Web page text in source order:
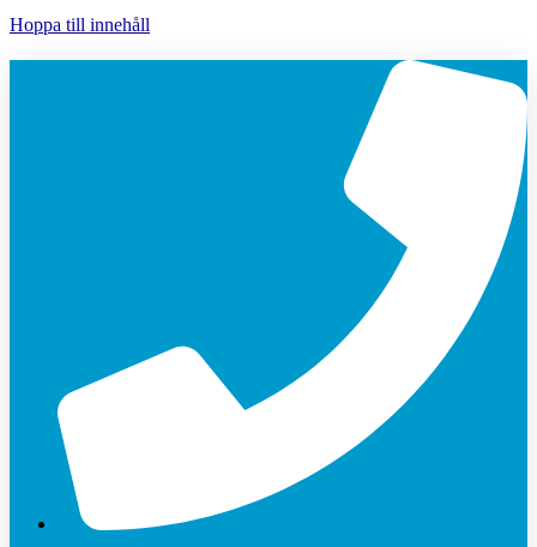
Hoppa till innehåll